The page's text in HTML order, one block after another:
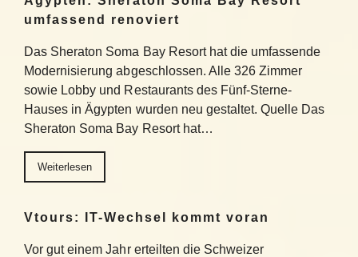
umfassend renoviert
Das Sheraton Soma Bay Resort hat die umfassende
Modernisierung abgeschlossen. Alle 326 Zimmer
sowie Lobby und Restaurants des Fünf-Sterne-
Hauses in Ägypten wurden neu gestaltet. Quelle Das
Sheraton Soma Bay Resort hat…
Weiterlesen
Vtours: IT-Wechsel kommt voran
Vor gut einem Jahr erteilten die Schweizer